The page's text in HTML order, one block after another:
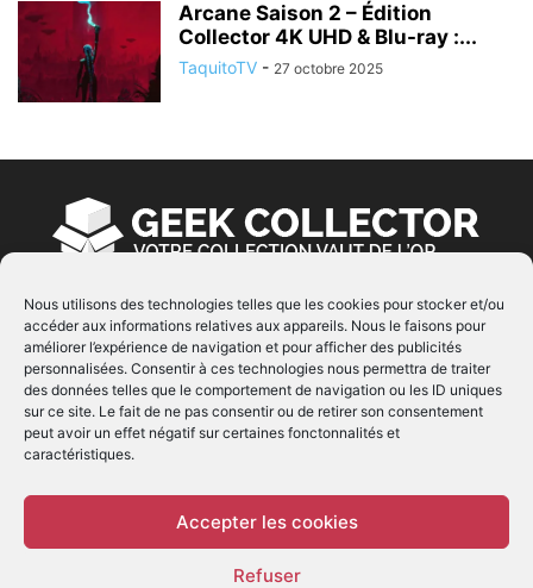
Nous utilisons des technologies telles que les cookies pour stocker et/ou
accéder aux informations relatives aux appareils. Nous le faisons pour
améliorer l’expérience de navigation et pour afficher des publicités
personnalisées. Consentir à ces technologies nous permettra de traiter
des données telles que le comportement de navigation ou les ID uniques
sur ce site. Le fait de ne pas consentir ou de retirer son consentement
peut avoir un effet négatif sur certaines fonctonnalités et
caractéristiques.
Accepter les cookies
Refuser
Arcane Saison 2 – Édition
Collector 4K UHD & Blu-ray :...
TaquitoTV - 27 octobre 2025
À PROPOS
© Copyright 2022 | Produit parEIMAI| Tous Droits
Réservés